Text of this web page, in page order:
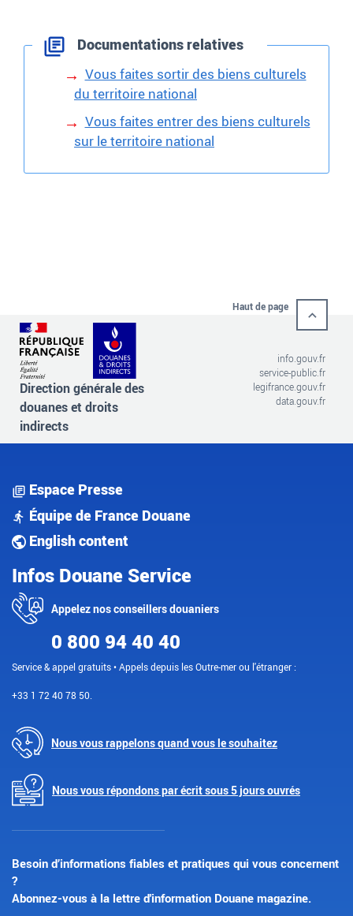
Documentations relatives
Vous faites sortir des biens culturels
du territoire national
Vous faites entrer des biens culturels
sur le territoire national
Haut de page
Direction générale des
douanes et droits
indirects
info.gouv.fr
service-public.fr
legifrance.gouv.fr
data.gouv.fr
Espace Presse
Équipe de France Douane
English content
Infos Douane Service
Appelez nos conseillers douaniers
0 800 94 40 40
Service & appel gratuits • Appels depuis les Outre-mer ou l'étranger :
+33 1 72 40 78 50.
Nous vous rappelons quand vous le souhaitez
Nous vous répondons par écrit sous 5 jours ouvrés
Besoin d’informations fiables et pratiques qui vous concernent
?
Abonnez-vous à la lettre d'information Douane magazine.